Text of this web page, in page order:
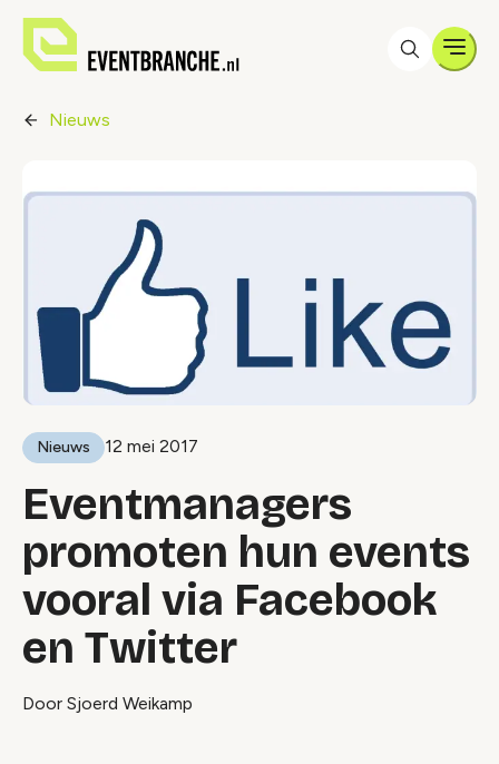
Nieuws
Nieuws 12 mei 2017
Eventmanagers
promoten hun events
vooral via Facebook
en Twitter
Door Sjoerd Weikamp